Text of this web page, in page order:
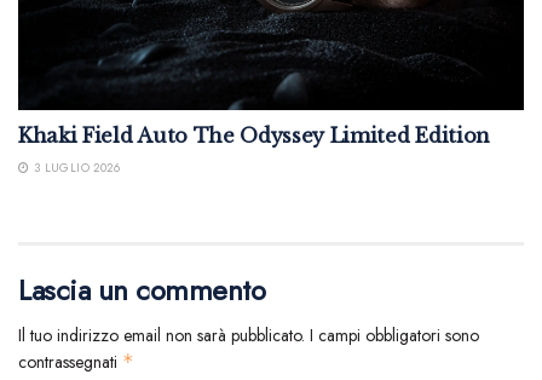
Khaki Field Auto The Odyssey Limited Edition
3 LUGLIO 2026
Lascia un commento
Il tuo indirizzo email non sarà pubblicato. I campi obbligatori sono
contrassegnati *